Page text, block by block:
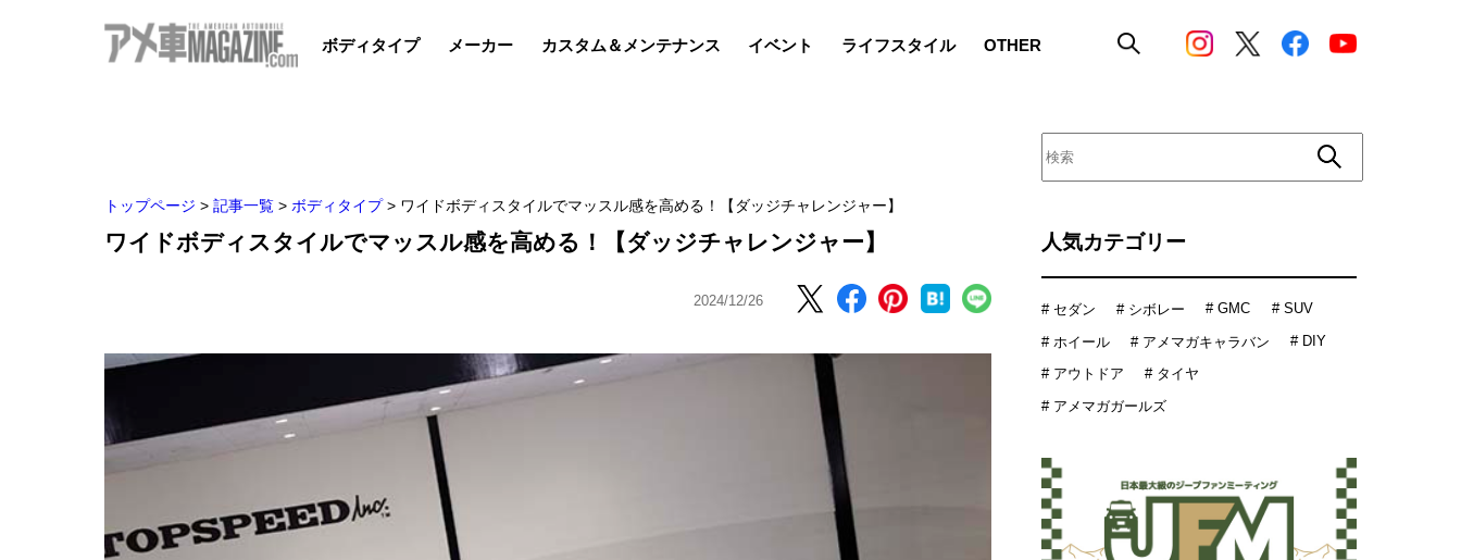
ボディタイプ メーカー カスタム＆メンテナンス イベント ライフスタイル OTHER
トップページ > 記事一覧 > ボディタイプ > ワイドボディスタイルでマッスル感を高める！【ダッジチャレンジャー】
ワイドボディスタイルでマッスル感を高める！【ダッジチャレンジャー】
2024/12/26
人気カテゴリー
# セダン # シボレー # GMC # SUV
# ホイール # アメマガキャラバン # DIY
# アウトドア
# タイヤ
# アメマガガールズ